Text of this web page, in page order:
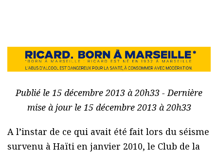
Publié le 15 décembre 2013 à 20h33 - Dernière
mise à jour le 15 décembre 2013 à 20h33
A l’instar de ce qui avait été fait lors du séisme
survenu à Haïti en janvier 2010, le Club de la